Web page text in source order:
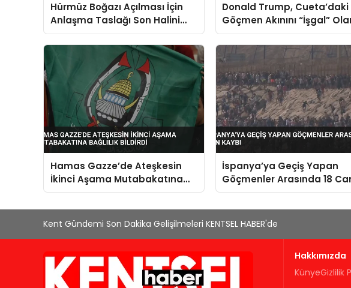
Hürmüz Boğazı Açılması İçin
Anlaşma Taslağı Son Halini
Aldı Hamaney Onayı
Bekleniyor
Donald Trump, Cueta’daki
Göçmen Akınını “İşgal”
Niteledi
Hamas Gazze’de Ateşkesin
İkinci Aşama Mutabakatına
Bağlılık Bildirdi
İspanya’ya Geçiş Yapan
Göçmenler Arasında 18
Kaybı
Kent Gündemi Son Dakika Gelişilmeleri KENTSEL HABER'de
Hakkımızda
KünyeGizlilik